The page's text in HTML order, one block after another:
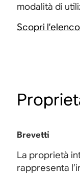
modalità di
Scopri
Brevetti
La proprietà
rappresenta